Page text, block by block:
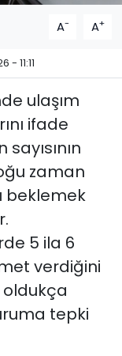
A- A+
- 11:11
ulaşım
ifade
zaman
beklemek
5 ila 6
verdiğini
oldukça
tepki